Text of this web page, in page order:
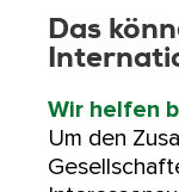
Das
Wir helfen
Um den